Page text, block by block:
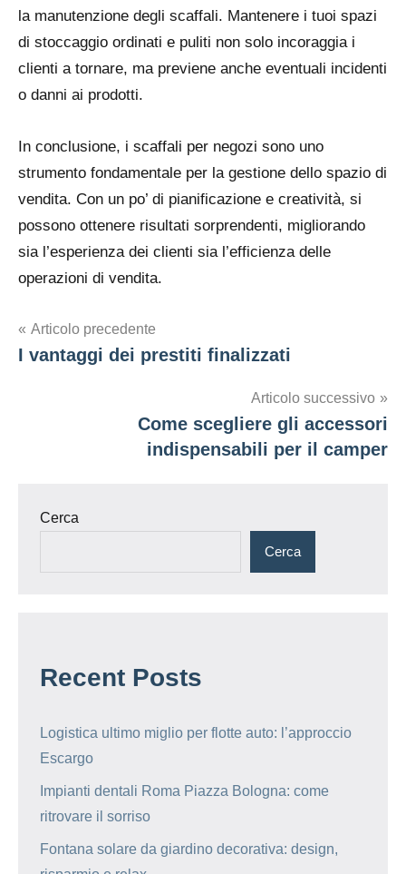
la manutenzione degli scaffali. Mantenere i tuoi spazi
di stoccaggio ordinati e puliti non solo incoraggia i
clienti a tornare, ma previene anche eventuali incidenti
o danni ai prodotti.
In conclusione, i scaffali per negozi sono uno
strumento fondamentale per la gestione dello spazio di
vendita. Con un po’ di pianificazione e creatività, si
possono ottenere risultati sorprendenti, migliorando
sia l’esperienza dei clienti sia l’efficienza delle
operazioni di vendita.
Navigazione
articoli
Articolo precedente
I vantaggi dei prestiti finalizzati
Articolo successivo
Come scegliere gli accessori
indispensabili per il camper
Cerca
Cerca
Recent Posts
Logistica ultimo miglio per flotte auto: l’approccio
Escargo
Impianti dentali Roma Piazza Bologna: come
ritrovare il sorriso
Fontana solare da giardino decorativa: design,